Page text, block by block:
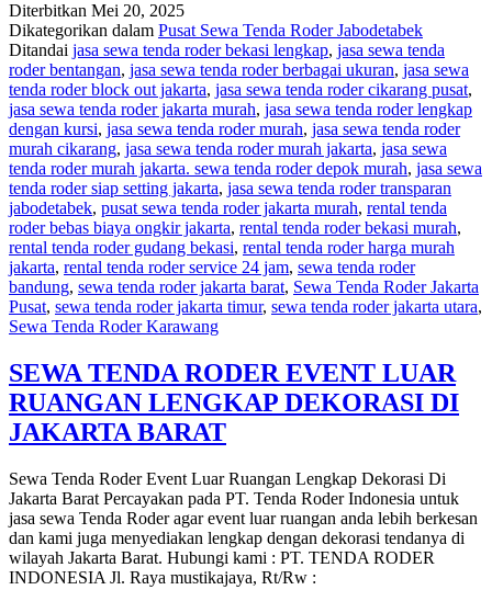
TENDA
RODER
DAN
PERLENGKAPAN
EVENT
JAKARTA
Diterbitkan Mei 20, 2025
Dikategorikan dalam Pusat Sewa Tenda Roder Jabodetabek
Ditandai jasa sewa tenda roder bekasi lengkap, jasa sewa tenda
roder bentangan, jasa sewa tenda roder berbagai ukuran, jasa sewa
tenda roder block out jakarta, jasa sewa tenda roder cikarang pusat,
jasa sewa tenda roder jakarta murah, jasa sewa tenda roder lengkap
dengan kursi, jasa sewa tenda roder murah, jasa sewa tenda roder
murah cikarang, jasa sewa tenda roder murah jakarta, jasa sewa
tenda roder murah jakarta. sewa tenda roder depok murah, jasa sewa
tenda roder siap setting jakarta, jasa sewa tenda roder transparan
jabodetabek, pusat sewa tenda roder jakarta murah, rental tenda
roder bebas biaya ongkir jakarta, rental tenda roder bekasi murah,
rental tenda roder gudang bekasi, rental tenda roder harga murah
jakarta, rental tenda roder service 24 jam, sewa tenda roder
bandung, sewa tenda roder jakarta barat, Sewa Tenda Roder Jakarta
Pusat, sewa tenda roder jakarta timur, sewa tenda roder jakarta utara,
Sewa Tenda Roder Karawang
SEWA TENDA RODER EVENT LUAR
RUANGAN LENGKAP DEKORASI DI
JAKARTA BARAT
Sewa Tenda Roder Event Luar Ruangan Lengkap Dekorasi Di
Jakarta Barat Percayakan pada PT. Tenda Roder Indonesia untuk
jasa sewa Tenda Roder agar event luar ruangan anda lebih berkesan
dan kami juga menyediakan lengkap dengan dekorasi tendanya di
wilayah Jakarta Barat. Hubungi kami : PT. TENDA RODER
INDONESIA Jl. Raya mustikajaya, Rt/Rw :